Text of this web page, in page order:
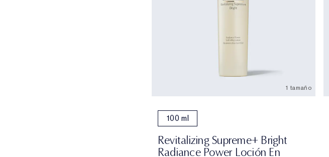
1 tamaño
100 ml
Revitalizing Supreme+ Bright
Radiance Power Loción En